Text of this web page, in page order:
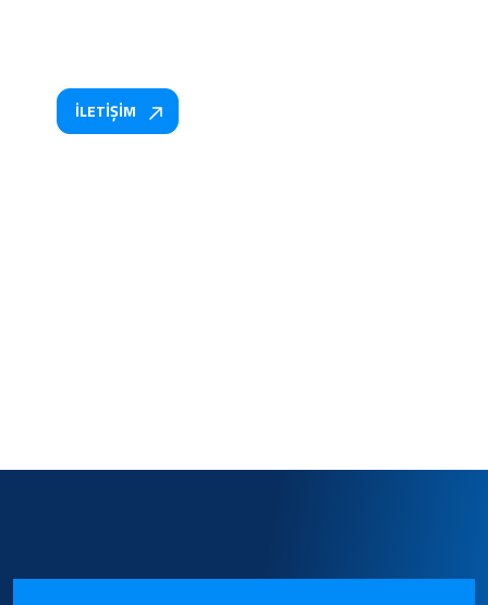
İLETİŞİM